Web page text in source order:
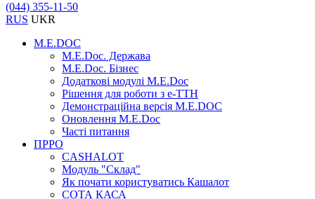
(044) 355-11-50
RUS UKR
M.E.DOC
M.E.Doc. Держава
M.E.Doc. Бізнес
Додаткові модулі M.E.Doc
Рішення для роботи з е-ТТН
Демонстраційна версія M.E.DOC
Оновлення M.E.Doc
Часті питання
ПРРО
CASHALOT
Модуль "Склад"
Як почати користуватись Кашалот
СОТА КАСА